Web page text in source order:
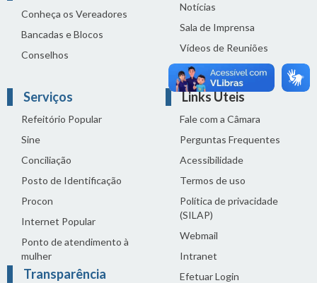
Conheça os Vereadores
Bancadas e Blocos
Conselhos
Notícias
Sala de Imprensa
Vídeos de Reuniões
Solenidades
Serviços
Refeitório Popular
Sine
Conciliação
Posto de Identificação
Procon
Internet Popular
Ponto de atendimento à
mulher
Transparência
Links Úteis
Fale com a Câmara
Perguntas Frequentes
Acessibilidade
Termos de uso
Política de privacidade
(SILAP)
Webmail
Intranet
Efetuar Login